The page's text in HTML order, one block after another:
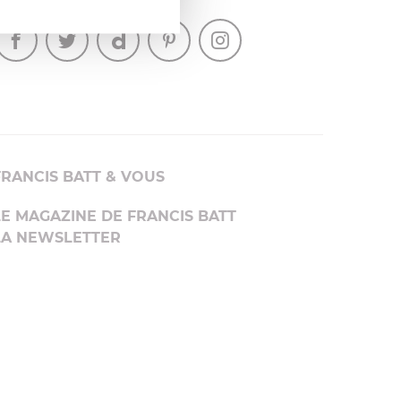
BATT & VOUS
MAGAZINE DE FRANCIS BATT
NEWSLETTER